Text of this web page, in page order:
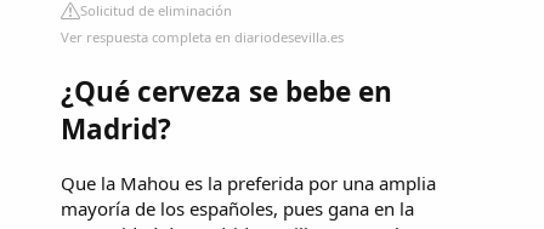
Solicitud de eliminación
Ver respuesta completa en diariodesevilla.es
¿Qué cerveza se bebe en
Madrid?
Que la Mahou es la preferida por una amplia
mayoría de los españoles, pues gana en la